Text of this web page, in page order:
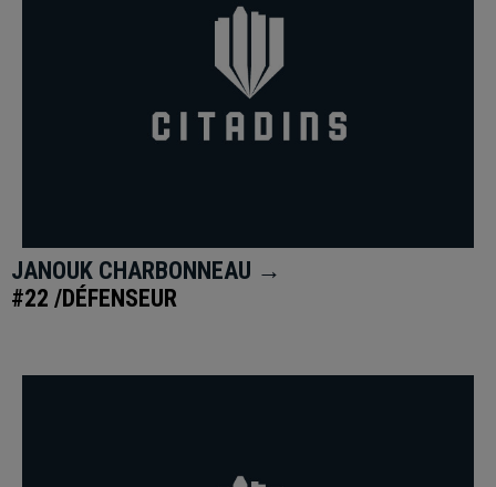
JANOUK CHARBONNEAU →
#22 /DÉFENSEUR